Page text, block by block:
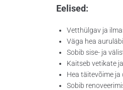
Eelised:
Vetthülgav ja
Väga hea
Sobib sise- ja
Kaitseb vetikate
Hea täitevõime
Sobib